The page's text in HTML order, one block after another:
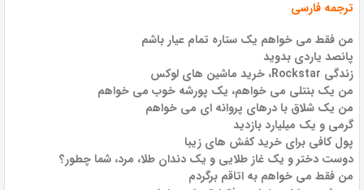
ترجمه فارسی
من فقط می خواهم یک ستاره تمام عیار باشم
پانصد یاردی بدوید
زندگی Rockstar، خرید ماشین های لوکس
من یک بنتلی می خواهم، یک پورشه خوب می خواهم
من یک شلاق با درهای پروانه ای می خواهم
گرمی و یک میلیارد بازدید
پول کافی برای خرید کفش های زیبا
دوست دختر و یک غاز طلایی و یک دندان طلا، مرد، شما چطور؟
من فقط می خواهم به اتاقم برگردم